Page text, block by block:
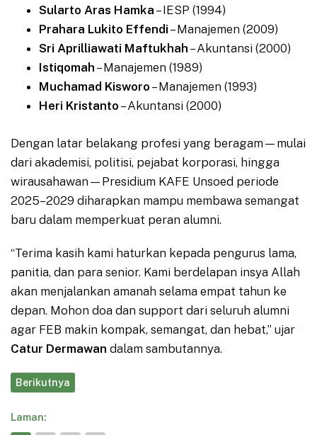
Sularto Aras Hamka – IESP (1994)
Prahara Lukito Effendi – Manajemen (2009)
Sri Aprilliawati Maftukhah – Akuntansi (2000)
Istiqomah – Manajemen (1989)
Muchamad Kisworo – Manajemen (1993)
Heri Kristanto – Akuntansi (2000)
Dengan latar belakang profesi yang beragam—mulai
dari akademisi, politisi, pejabat korporasi, hingga
wirausahawan—Presidium KAFE Unsoed periode
2025–2029 diharapkan mampu membawa semangat
baru dalam memperkuat peran alumni.
“Terima kasih kami haturkan kepada pengurus lama,
panitia, dan para senior. Kami berdelapan insya Allah
akan menjalankan amanah selama empat tahun ke
depan. Mohon doa dan support dari seluruh alumni
agar FEB makin kompak, semangat, dan hebat,” ujar
Catur Dermawan dalam sambutannya.
Berikutnya
Laman: